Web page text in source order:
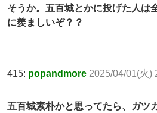
そうか。五百城とかに投げた人は
に羨ましいぞ？？
415: popandmore 2025/04/01(火)
五百城素朴かと思ってたら、ガツ